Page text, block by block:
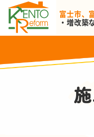
富士市、
・増改築